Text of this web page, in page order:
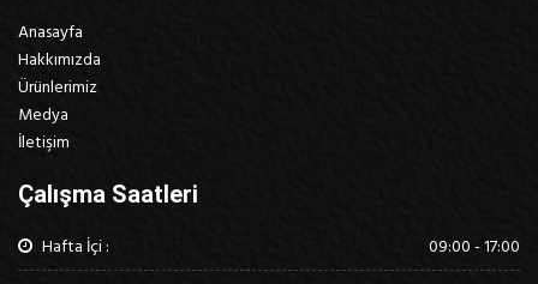
Anasayfa
Hakkımızda
Ürünlerimiz
Medya
İletişim
Çalışma Saatleri
Hafta İçi :
09:00 - 17:00